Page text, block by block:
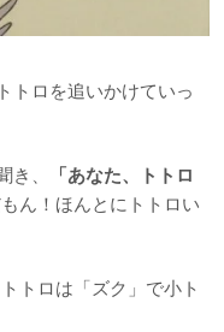
トロを追いかけていっ
、
「あなた、トトロ
ん！ほんとにトトロい
トロは「ズク」で小ト